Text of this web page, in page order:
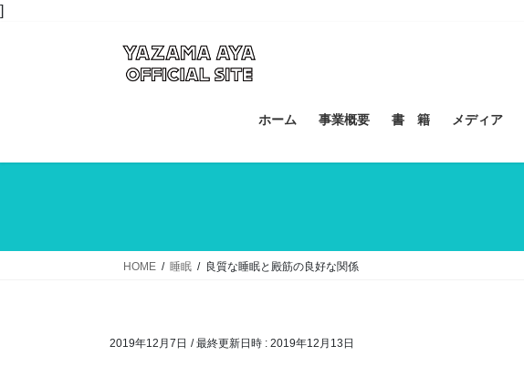
]コ
キ
ナ
に
ホーム 事業概要 書 籍 メディア
HOME 睡眠 良質な睡眠と殿筋の良好な関係
2019年12月7日 / 最終更新日時 : 2019年12月13日